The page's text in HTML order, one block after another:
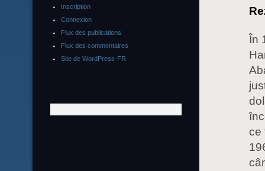
În
ce
Inscription
Connexion
Flux des publications
Flux des commentaires
Site de WordPress-FR